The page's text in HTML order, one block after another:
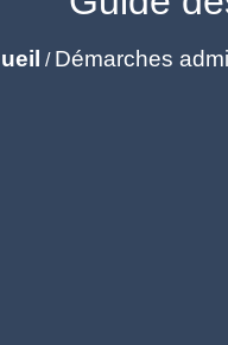
/ Démarches